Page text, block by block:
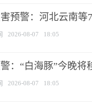
预警：河北云南
2026-08-07 18:05
：“白海豚”今晚将
2026-08-07 18:05